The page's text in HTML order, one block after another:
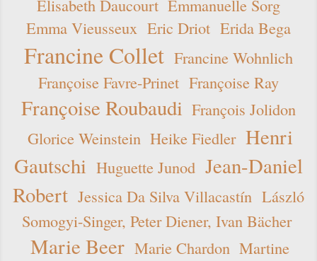
Elisabeth Daucourt Emmanuelle Sorg
Emma Vieusseux Eric Driot Erida Bega
Francine Collet Francine Wohnlich
Françoise Favre-Prinet Françoise Ray
Françoise Roubaudi François Jolidon
Glorice Weinstein Heike Fiedler Henri
Gautschi Huguette Junod Jean-Daniel
Robert Jessica Da Silva Villacastín László
Somogyi-Singer, Peter Diener, Ivan Bächer
Marie Beer Marie Chardon Martine